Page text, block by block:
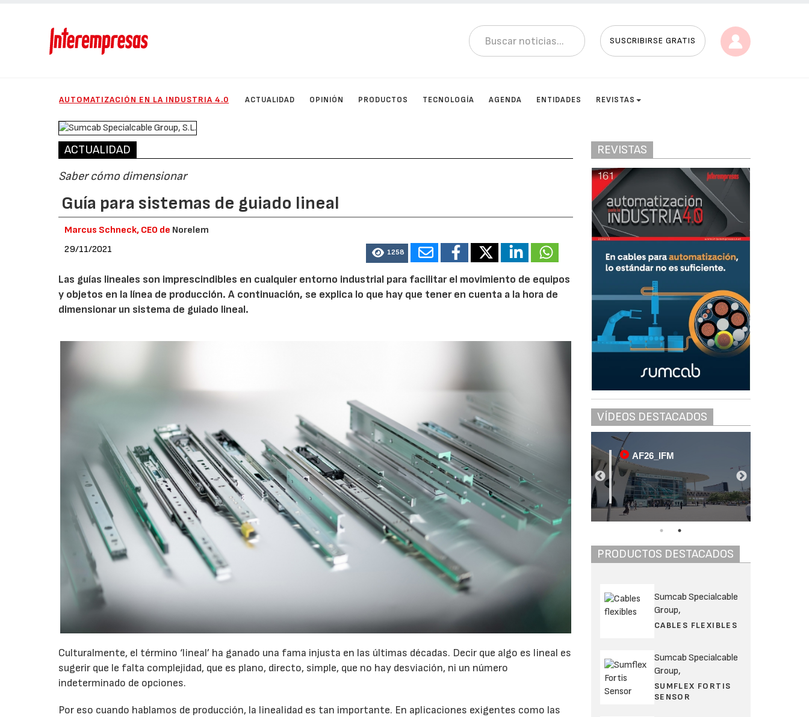
SUSCRIBIRSE GRATIS
AUTOMATIZACIÓN EN LA INDUSTRIA 4.0 ACTUALIDAD OPINIÓN PRODUCTOS TECNOLOGÍA AGENDA ENTIDADES REVISTAS
ACTUALIDAD
Saber cómo dimensionar
Guía para sistemas de guiado lineal
Marcus Schneck, CEO de Norelem
29/11/2021
1258
Las guías lineales son imprescindibles en cualquier entorno industrial para facilitar el movimiento de equipos
y objetos en la línea de producción. A continuación, se explica lo que hay que tener en cuenta a la hora de
dimensionar un sistema de guiado lineal.
Culturalmente, el término ‘lineal’ ha ganado una fama injusta en las últimas décadas. Decir que algo es lineal es
sugerir que le falta complejidad, que es plano, directo, simple, que no hay desviación, ni un número
indeterminado de opciones.
Por eso cuando hablamos de producción, la linealidad es tan importante. En aplicaciones exigentes como las
REVISTAS
VÍDEOS DESTACADOS
AF26_IFM AF26_IFM
PRODUCTOS DESTACADOS
Sumcab Specialcable
Group,
CABLES FLEXIBLES
Sumcab Specialcable
Group,
SUMFLEX FORTIS
SENSOR